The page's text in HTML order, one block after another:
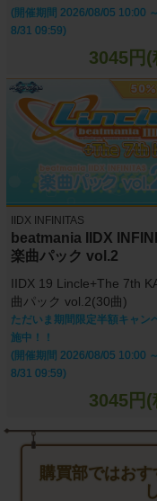
(開催期間 2026/08/05 10:00
8/31 09:59)
3045円(
IIDX INFINITAS
beatmania IIDX
楽曲パック vol.2
IIDX 19 Lincle+The 7th
曲パック vol.2(30曲)
ただいま期間限定半額キャン
施中！！
(開催期間 2026/08/05 10:00
8/31 09:59)
3045円(
購買部ではお